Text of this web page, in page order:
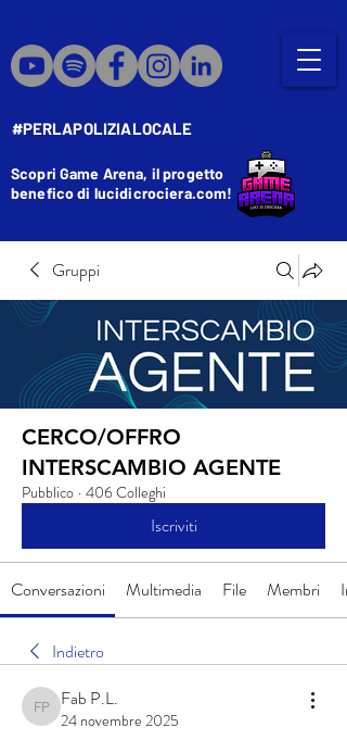
#PERLAPOLIZIALOCALE
Scopri Game Arena, il progetto
benefico di lucidicrociera.com!
Gruppi
CERCO/OFFRO
INTERSCAMBIO AGENTE
Pubblico · 406 Colleghi
Iscriviti
Conversazioni Multimedia File Membri
Indietro
Fab P.L.
Fab P.L.
24 novembre 2025